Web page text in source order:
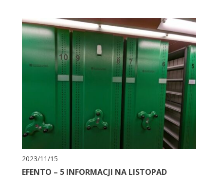
2023/11/15
EFENTO – 5 INFORMACJI NA LISTOPAD